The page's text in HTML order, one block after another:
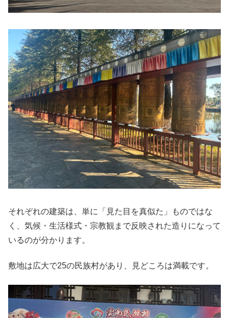
それぞれの建築は、単に「見た目を真似た」ものではな
く、気候・生活様式・宗教観まで反映された造りになって
いるのが分かります。
敷地は広大で25の民族村があり、見どころは満載です。